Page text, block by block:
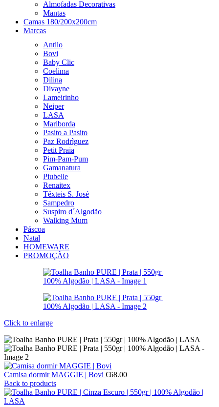
Almofadas Decorativas
Mantas
Camas 180/200x200cm
Marcas
Antilo
Bovi
Baby Clic
Coelima
Dilina
Divayne
Lameirinho
Neiper
LASA
Mariborda
Pasito a Pasito
Paz Rodrìguez
Petit Praia
Pim-Pam-Pum
Gamanatura
Piubelle
Renaitex
Têxteis S. José
Sampedro
Suspiro d´Algodão
Walking Mum
Páscoa
Natal
HOMEWARE
PROMOÇÃO
Click to enlarge
Camisa dormir MAGGIE | Bovi €68.00
Back to products